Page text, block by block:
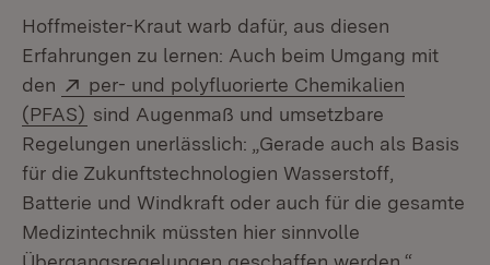
Hoffmeister-Kraut warb dafür, aus diesen
Erfahrungen zu lernen: Auch beim Umgang mit
den
Extern:
per- und polyfluorierte Chemikalien
(PFAS) (Öffnet in neuem Fenster)
sind Augenmaß und umsetzbare
Regelungen unerlässlich: „Gerade auch als Basis
für die Zukunftstechnologien Wasserstoff,
Batterie und Windkraft oder auch für die gesamte
Medizintechnik müssten hier sinnvolle